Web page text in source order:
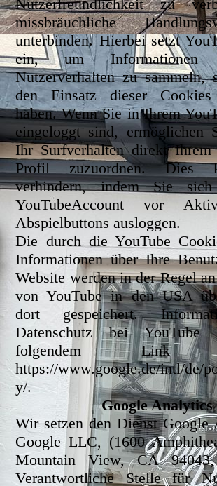
Nutzerfreundlichkeit zu
missbräuchliche
unterbinden. Hierbei setzt
ein, um
Nutzerverhalten zu sammeln,
den Einsatz dieser
haben. Wenn Sie in Ihrem
eingeloggt sind, ermöglichen
Ihr Surfverhalten direkt Ihrem
Profil zuzuordnen. Dies
verhindern, indem Sie
YouTubeAccount vor
Abspielbuttons ausloggen.
Die durch die YouTube
Informationen über Ihre
Website werden in der Regel
von YouTube in den USA
dort gespeichert.
Datenschutz bei YouTube
folgendem Link
https://www.google.de/intl/de/
y/.
Google Analytics
Wir setzen den Dienst Google
Google LLC, (1600
Mountain View, CA
Verantwortliche Stelle für